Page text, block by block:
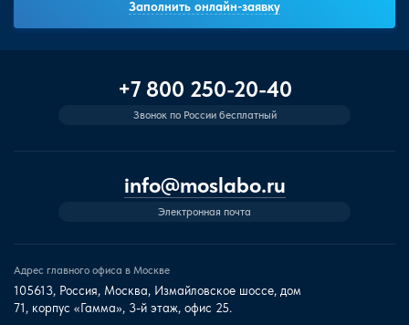
Заполнить онлайн-заявку
+7 800 250-20-40
Звонок по России бесплатный
info@moslabo.ru
Электронная почта
Адрес главного офиса в Москве
105613, Россия, Москва, Измайловское шоссе, дом
71, корпус «Гамма», 3-й этаж, офис 25.